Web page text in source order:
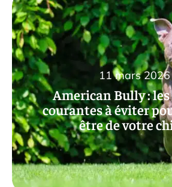
American Bully :
courantes à éviter
être de votre
11 mars 2026